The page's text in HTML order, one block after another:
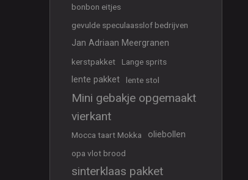
bonbon eitjes
gevulde speculaasslof bedrijven
Jan Adriaan Meergranen
kerstpakket Lange sprits
lente pakket lente stol
Mini gebakje opgemaakt
vierkant
Mocca taart Mokka oliebollen
opa vlot brood
sinterklaas pakket